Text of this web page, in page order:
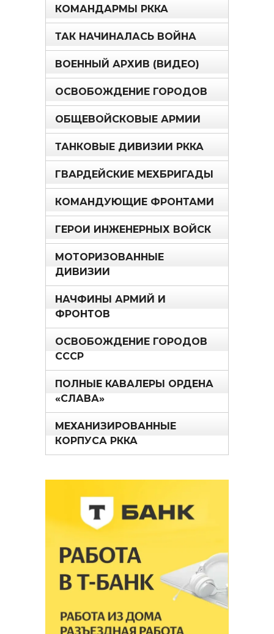
КОМАНДАРМЫ РККА
ТАК НАЧИНАЛАСЬ ВОЙНА
ВОЕННЫЙ АРХИВ (ВИДЕО)
ОСВОБОЖДЕНИЕ ГОРОДОВ
ОБЩЕВОЙСКОВЫЕ АРМИИ
ТАНКОВЫЕ ДИВИЗИИ РККА
ГВАРДЕЙСКИЕ МЕХБРИГАДЫ
КОМАНДУЮЩИЕ ФРОНТАМИ
ГЕРОИ ИНЖЕНЕРНЫХ ВОЙСК
МОТОРИЗОВАННЫЕ
ДИВИЗИИ
НАЧФИНЫ АРМИЙ И
ФРОНТОВ
ОСВОБОЖДЕНИЕ ГОРОДОВ
СССР
ПОЛНЫЕ КАВАЛЕРЫ ОРДЕНА
«СЛАВА»
МЕХАНИЗИРОВАННЫЕ
КОРПУСА РККА